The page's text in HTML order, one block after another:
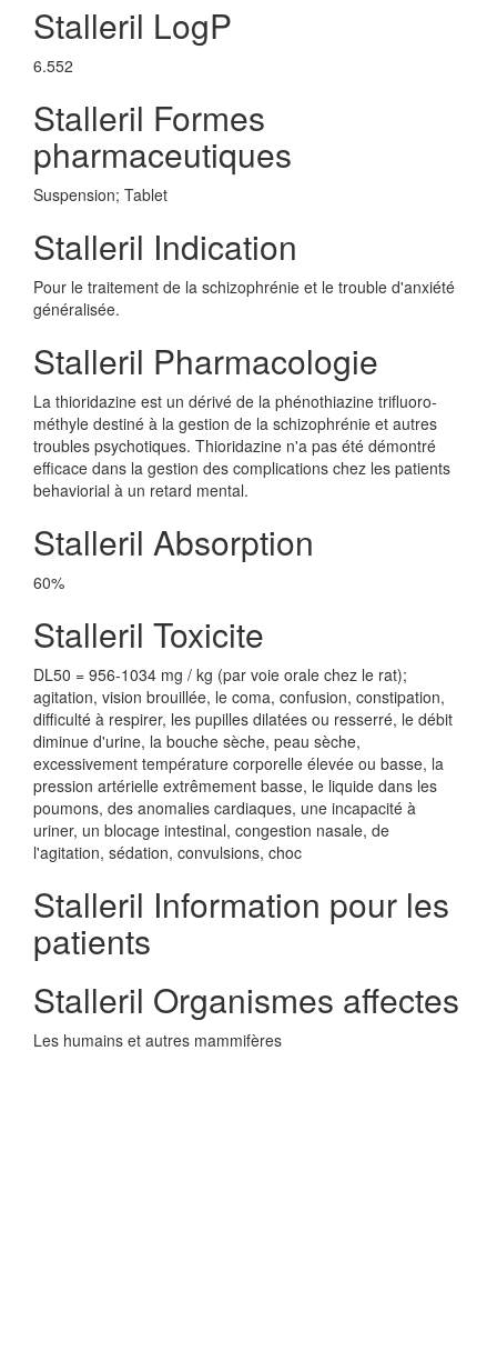
Stalleril LogP
6.552
Stalleril Formes
pharmaceutiques
Suspension; Tablet
Stalleril Indication
Pour le traitement de la schizophrénie et le trouble d'anxiété
généralisée.
Stalleril Pharmacologie
La thioridazine est un dérivé de la phénothiazine trifluoro-
méthyle destiné à la gestion de la schizophrénie et autres
troubles psychotiques. Thioridazine n'a pas été démontré
efficace dans la gestion des complications chez les patients
behaviorial à un retard mental.
Stalleril Absorption
60%
Stalleril Toxicite
DL50 = 956-1034 mg / kg (par voie orale chez le rat);
agitation, vision brouillée, le coma, confusion, constipation,
difficulté à respirer, les pupilles dilatées ou resserré, le débit
diminue d'urine, la bouche sèche, peau sèche,
excessivement température corporelle élevée ou basse, la
pression artérielle extrêmement basse, le liquide dans les
poumons, des anomalies cardiaques, une incapacité à
uriner, un blocage intestinal, congestion nasale, de
l'agitation, sédation, convulsions, choc
Stalleril Information pour les
patients
Stalleril Organismes affectes
Les humains et autres mammifères